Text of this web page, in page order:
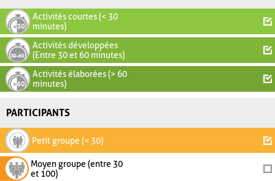
Activités courtes (< 30
minutes)
Activités développées
(Entre 30 et 60 minutes)
Activités élaborées (> 60
minutes)
PARTICIPANTS
Petit groupe (< 30)
Moyen groupe (entre 30
et 100)